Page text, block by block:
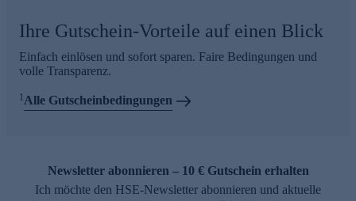
Ihre Gutschein-Vorteile auf einen Blick
Einfach einlösen und sofort sparen. Faire Bedingungen und
volle Transparenz.
1Alle Gutscheinbedingungen
Newsletter abonnieren – 10 € Gutschein erhalten
Ich möchte den HSE-Newsletter abonnieren und aktuelle